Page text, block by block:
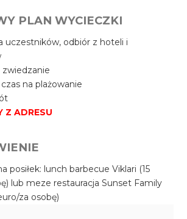
PLAN WYCIECZKI
uczestników, odbiór z hoteli i
zwiedzanie
na plażowanie
Z ADRESU
posiłek: lunch barbecue Viklari (15
lub meze restauracja Sunset Family
za osobę)